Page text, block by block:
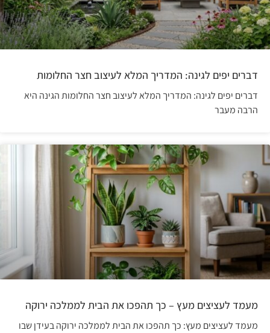
דברים יפים לגינה: המדריך המלא לעיצוב חצר החלומות
דברים יפים לגינה: המדריך המלא לעיצוב חצר החלומות הגינה היא
הרבה מעבר
מעמד לעציצים מעץ – כך תהפכו את הבית לממלכה ירוקה
מעמד לעציצים מעץ: כך תהפכו את הבית לממלכה ירוקה בעידן שבו